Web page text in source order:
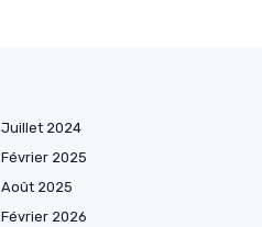
Juillet 2024
Février 2025
Août 2025
Février 2026